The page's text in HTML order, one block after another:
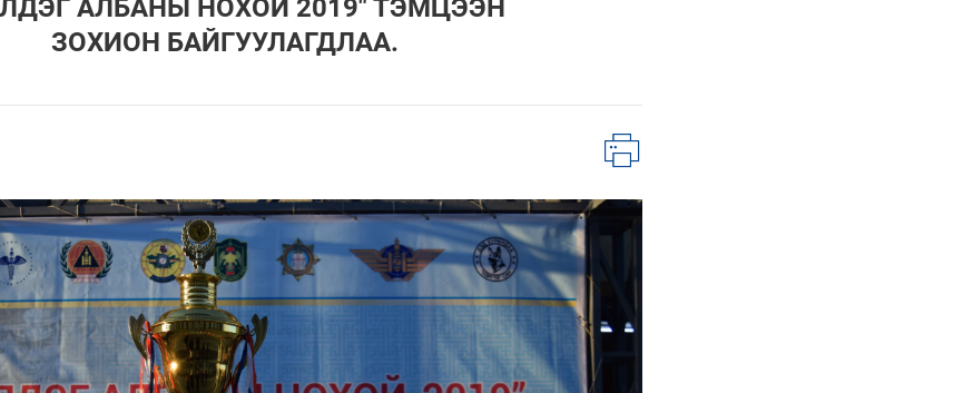
АЛБАНЫ НОХОЙ 2019" ТЭМЦЭЭН
ЗОХИОН БАЙГУУЛАГДЛАА.